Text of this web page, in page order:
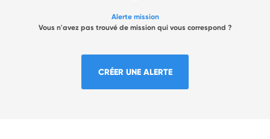
Alerte mission
Vous n'avez pas trouvé de mission qui vous correspond ?
CRÉER UNE ALERTE